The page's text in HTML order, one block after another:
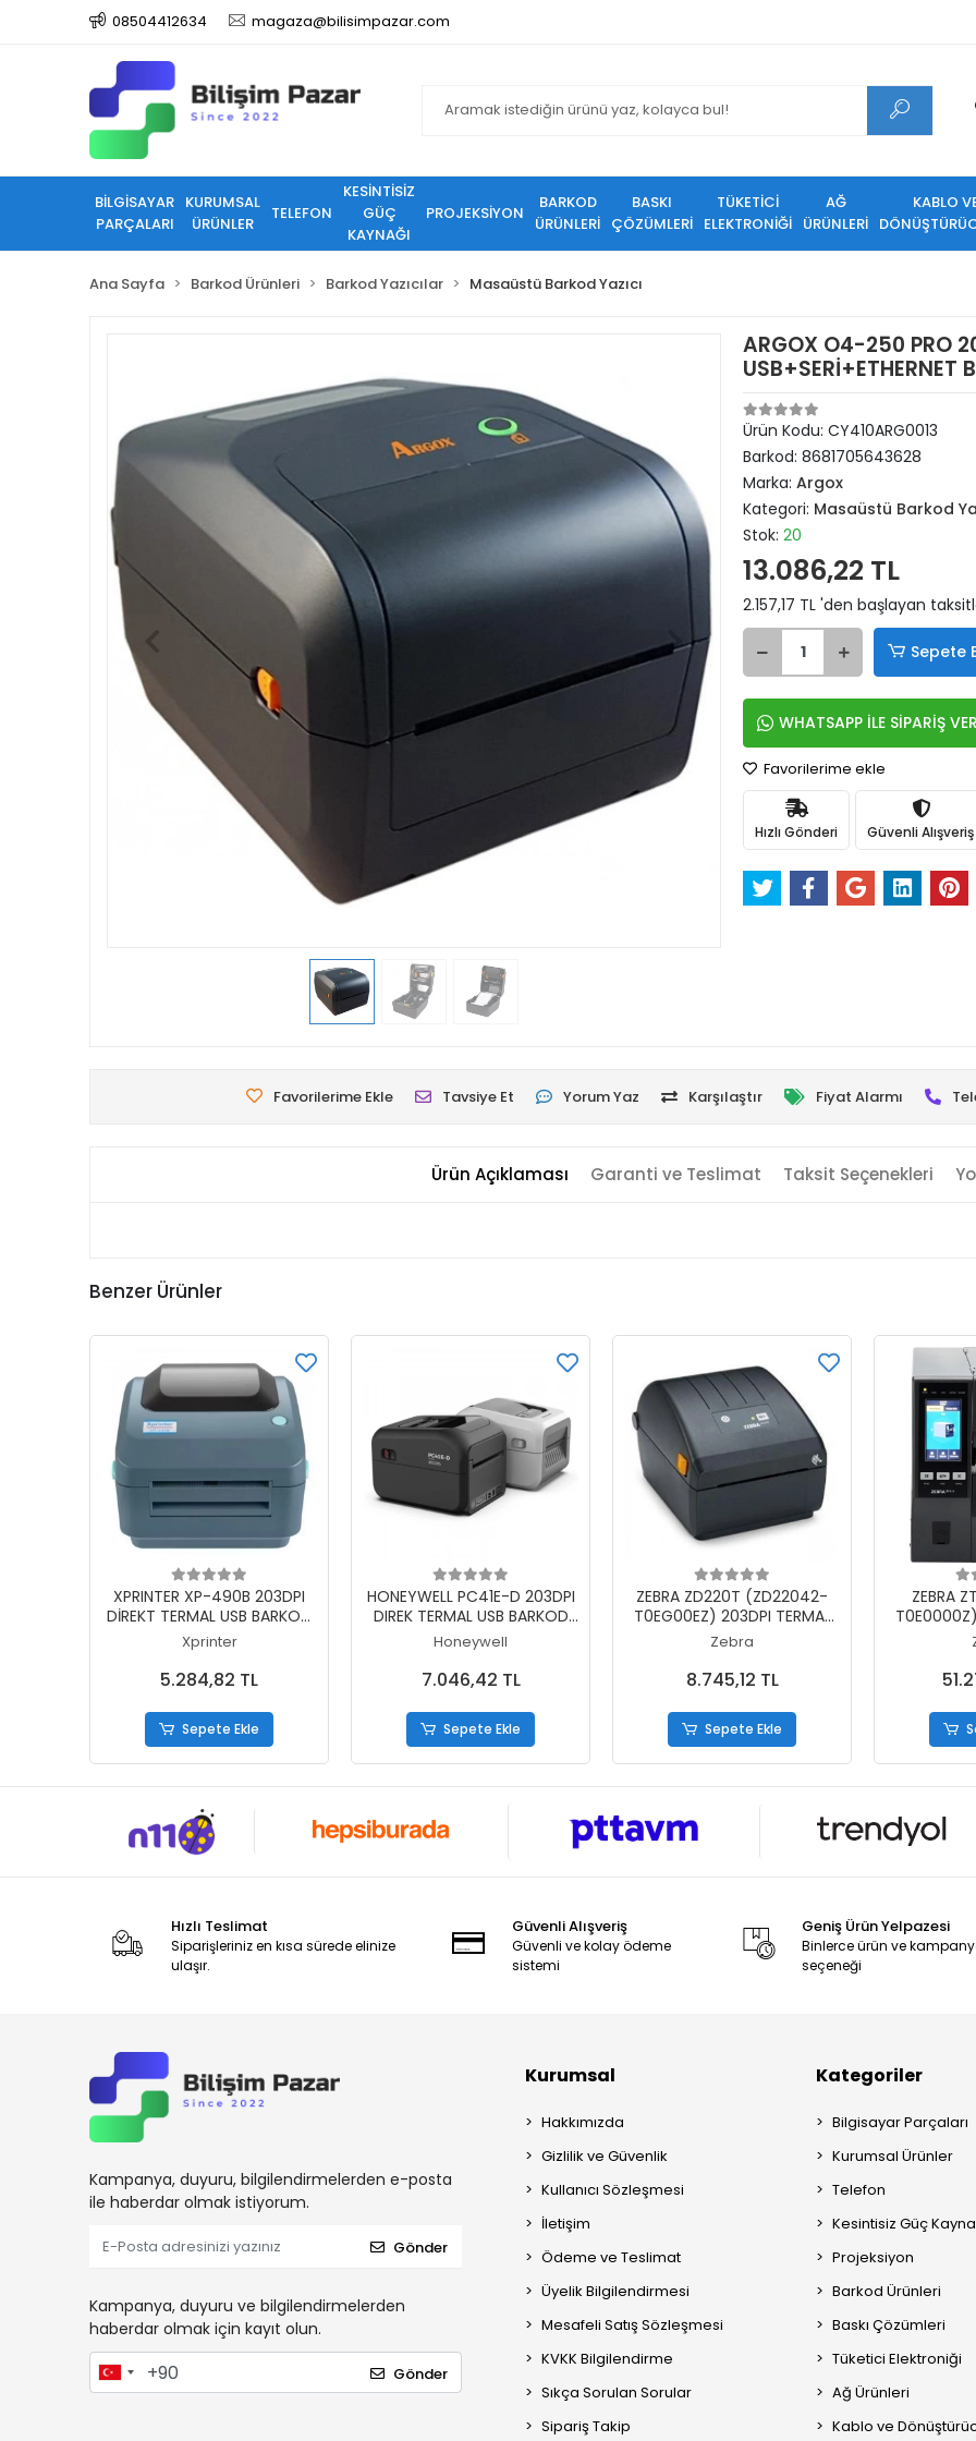
08504412634 magaza@bilisimpazar.com
BİLGİSAYAR
PARÇALARI
KURUMSAL
ÜRÜNLER
TELEFON
KESİNTİSİZ
GÜÇ
KAYNAĞI
PROJEKSİYON
BARKOD
ÜRÜNLERİ
BASKI
ÇÖZÜMLERİ
TÜKETİCİ
ELEKTRONİĞİ
AĞ
ÜRÜNLERİ
KABLO
Ana Sayfa Barkod Ürünleri Barkod Yazıcılar Masaüstü Barkod Yazıcı
ARGOX O4-250 PRO
USB+SERİ+ETHERNET
Ürün Kodu: CY410ARG0013
Barkod: 8681705643628
Marka: Argox
Kategori: Masaüstü Barkod
Stok: 20
13.086,22 TL
2.157,17 TL 'den başlayan
Sepete
WHATSAPP İLE SİPARİŞ VER
Favorilerime ekle
Hızlı Gönderi Güvenli Alışveriş
Favorilerime Ekle Tavsiye Et Yorum Yaz Karşılaştır Fiyat Alarmı
Ürün Açıklaması Garanti ve Teslimat Taksit Seçenekleri
Benzer Ürünler
Sepete Ekle
XPRINTER XP-490B 203DPI
DİREKT TERMAL USB BARKOD
YAZICI (RİBONSUZ KULLANIM)
Xprinter
5.284,82 TL
Sepete Ekle
Sepete Ekle
HONEYWELL PC41E-D 203DPI
DIREK TERMAL USB BARKOD
YAZICI (RİBONSUZ KULLANIM)
Honeywell
7.046,42 TL
Sepete Ekle
Sepete Ekle
ZEBRA ZD220T (ZD22042-
T0EG00EZ) 203DPI TERMAL
TRANSFER USB BARKOD
Zebra
8.745,12 TL
Sepete Ekle
ZEBRA
YAZICI
Hızlı Teslimat
Siparişleriniz en kısa sürede elinize
ulaşır.
Güvenli Alışveriş
Güvenli ve kolay ödeme
sistemi
Geniş Ürün Yelpazesi
Binlerce ürün ve
seçeneği
Kampanya, duyuru, bilgilendirmelerden e-posta
ile haberdar olmak istiyorum.
Gönder
Kampanya, duyuru ve bilgilendirmelerden
haberdar olmak için kayıt olun.
Gönder
Kurumsal
Hakkımızda
Gizlilik ve Güvenlik
Kullanıcı Sözleşmesi
İletişim
Ödeme ve Teslimat
Üyelik Bilgilendirmesi
Mesafeli Satış Sözleşmesi
KVKK Bilgilendirme
Sıkça Sorulan Sorular
Sipariş Takip
Kategoriler
Bilgisayar Parçaları
Kurumsal Ürünler
Telefon
Kesintisiz Güç
Projeksiyon
Barkod Ürünleri
Baskı Çözümleri
Tüketici Elektroniği
Ağ Ürünleri
Kablo ve